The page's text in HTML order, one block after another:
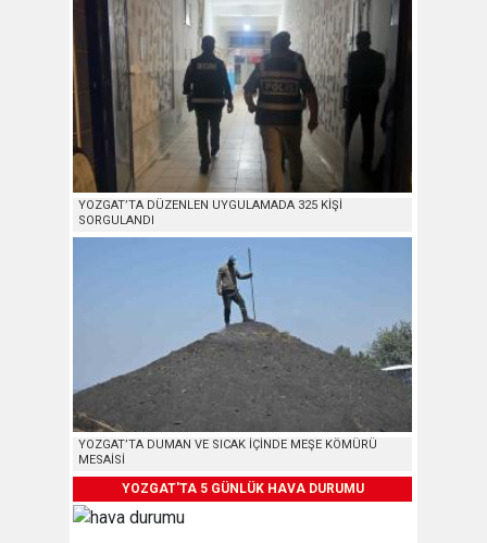
YOZGAT’TA DÜZENLEN UYGULAMADA 325 KİŞİ
SORGULANDI
YOZGAT’TA DUMAN VE SICAK İÇİNDE MEŞE KÖMÜRÜ
MESAİSİ
YOZGAT'TA 5 GÜNLÜK HAVA DURUMU